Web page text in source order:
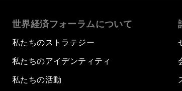
世界経済フォーラムについて
私たちのストラテジー
私たちのアイデンティティ
私たちの活動